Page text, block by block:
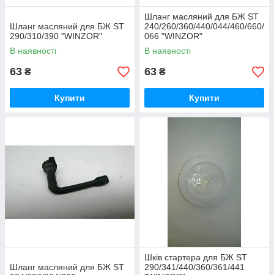
Шланг масляний для БЖ ST
290/310/390 "WINZOR"
В наявності
63 ₴
Купити
Шланг масляний для БЖ ST
240/260/360/440/044/460/660/
066 "WINZOR"
В наявності
63 ₴
Купити
Шланг масляний для БЖ ST
Шків стартера для БЖ ST
290/341/440/360/361/441